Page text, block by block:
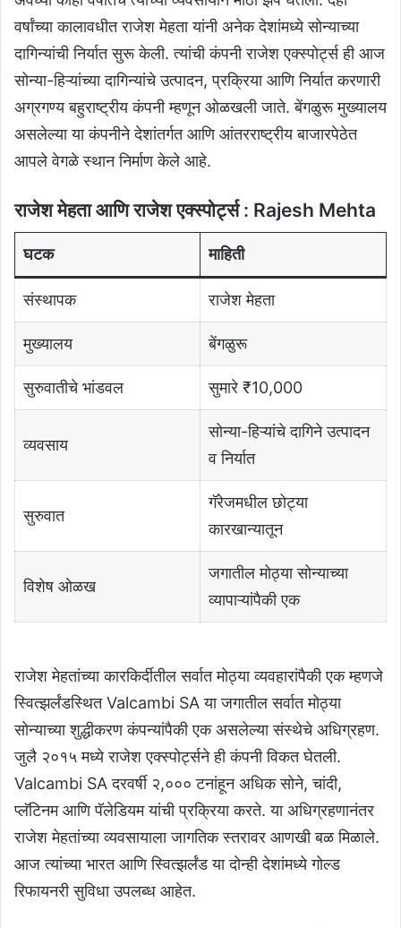
वर्षांच्या कालावधीत राजेश मेहता यांनी अनेक देशांमध्ये सोन्याच्या
दागिन्यांची निर्यात सुरू केली. त्यांची कंपनी राजेश एक्स्पोर्ट्स ही आज
सोन्या-हिऱ्यांच्या दागिन्यांचे उत्पादन, प्रक्रिया आणि निर्यात करणारी
अग्रगण्य बहुराष्ट्रीय कंपनी म्हणून ओळखली जाते. बेंगळुरू मुख्यालय
असलेल्या या कंपनीने देशांतर्गत आणि आंतरराष्ट्रीय बाजारपेठेत
आपले वेगळे स्थान निर्माण केले आहे.
राजेश मेहता आणि राजेश एक्स्पोर्ट्स : Rajesh Mehta
घटक माहिती
संस्थापक राजेश मेहता
मुख्यालय बेंगळुरू
सुरुवातीचे भांडवल सुमारे ₹10,000
व्यवसाय
सोन्या-हिऱ्यांचे दागिने उत्पादन
व निर्यात
सुरुवात
गॅरेजमधील छोट्या
कारखान्यातून
विशेष ओळख
जगातील मोठ्या सोन्याच्या
व्यापाऱ्यांपैकी एक
राजेश मेहतांच्या कारकिर्दीतील सर्वात मोठ्या व्यवहारांपैकी एक म्हणजे
स्वित्झर्लंडस्थित Valcambi SA या जगातील सर्वात मोठ्या
सोन्याच्या शुद्धीकरण कंपन्यांपैकी एक असलेल्या संस्थेचे अधिग्रहण.
जुलै २०१५ मध्ये राजेश एक्स्पोर्ट्सने ही कंपनी विकत घेतली.
Valcambi SA दरवर्षी २,००० टनांहून अधिक सोने, चांदी,
प्लॅटिनम आणि पॅलेडियम यांची प्रक्रिया करते. या अधिग्रहणानंतर
राजेश मेहतांच्या व्यवसायाला जागतिक स्तरावर आणखी बळ मिळाले.
आज त्यांच्या भारत आणि स्वित्झर्लंड या दोन्ही देशांमध्ये गोल्ड
रिफायनरी सुविधा उपलब्ध आहेत.